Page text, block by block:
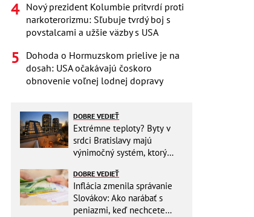
Nový prezident Kolumbie pritvrdí proti
narkoterorizmu: Sľubuje tvrdý boj s
povstalcami a užšie väzby s USA
Dohoda o Hormuzskom prielive je na
dosah: USA očakávajú čoskoro
obnovenie voľnej lodnej dopravy
DOBRE VEDIEŤ
Extrémne teploty? Byty v
srdci Bratislavy majú
výnimočný systém, ktorý
DOBRE VEDIEŤ
Inflácia zmenila správanie
Slovákov: Ako narábať s
peniazmi, keď nechcete